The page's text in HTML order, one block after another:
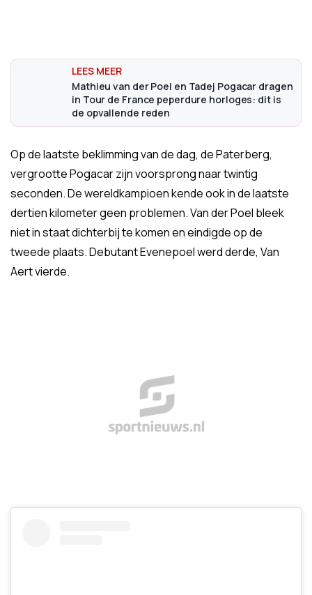
Mathieu van der Poel en Tadej Pogacar dragen
in Tour de France peperdure horloges: dit is
de opvallende reden
Op de laatste beklimming van de dag, de Paterberg,
vergrootte Pogacar zijn voorsprong naar twintig
seconden. De wereldkampioen kende ook in de laatste
dertien kilometer geen problemen. Van der Poel bleek
niet in staat dichterbij te komen en eindigde op de
tweede plaats. Debutant Evenepoel werd derde, Van
Aert vierde.